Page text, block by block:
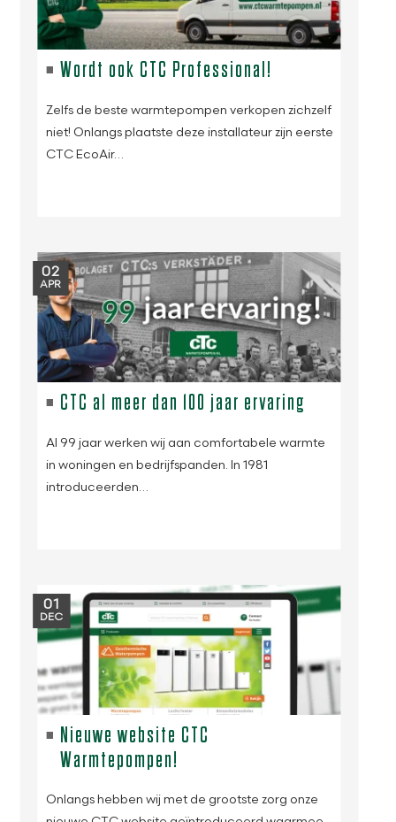
Wordt ook CTC Professional!
Zelfs de beste warmtepompen verkopen zichzelf
niet! Onlangs plaatste deze installateur zijn eerste
CTC EcoAir…
02
APR
CTC al meer dan 100 jaar ervaring
Al 99 jaar werken wij aan comfortabele warmte
in woningen en bedrijfspanden. In 1981
introduceerden…
01
DEC
Nieuwe website CTC
Warmtepompen!
Onlangs hebben wij met de grootste zorg onze